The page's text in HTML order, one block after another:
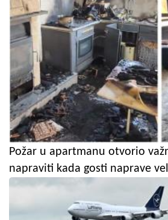
Požar u apartmanu otvorio
napraviti kada gosti naprave